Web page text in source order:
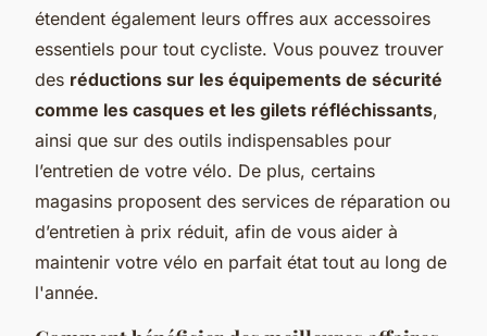
étendent également leurs offres aux accessoires
essentiels pour tout cycliste. Vous pouvez trouver
des réductions sur les équipements de sécurité
comme les casques et les gilets réfléchissants,
ainsi que sur des outils indispensables pour
l’entretien de votre vélo. De plus, certains
magasins proposent des services de réparation ou
d’entretien à prix réduit, afin de vous aider à
maintenir votre vélo en parfait état tout au long de
l'année.